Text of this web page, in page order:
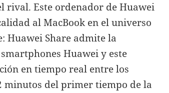
rival. Este ordenador de Huawei
al MacBook en el universo
Huawei Share admite la
Huawei y este
en tiempo real entre los
minutos del primer tiempo de la